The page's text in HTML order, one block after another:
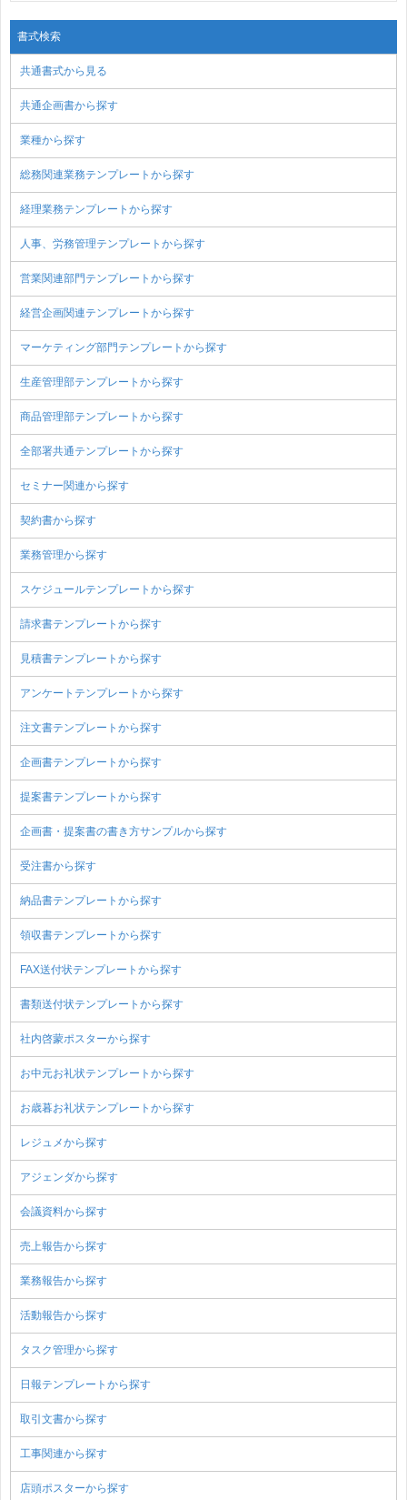
書式検索
共通書式から見る
共通企画書から探す
業種から探す
総務関連業務テンプレートから探す
経理業務テンプレートから探す
人事、労務管理テンプレートから探す
営業関連部門テンプレートから探す
経営企画関連テンプレートから探す
マーケティング部門テンプレートから探す
生産管理部テンプレートから探す
商品管理部テンプレートから探す
全部署共通テンプレートから探す
セミナー関連から探す
契約書から探す
業務管理から探す
スケジュールテンプレートから探す
請求書テンプレートから探す
見積書テンプレートから探す
アンケートテンプレートから探す
注文書テンプレートから探す
企画書テンプレートから探す
提案書テンプレートから探す
企画書・提案書の書き方サンプルから探す
受注書から探す
納品書テンプレートから探す
領収書テンプレートから探す
FAX送付状テンプレートから探す
書類送付状テンプレートから探す
社内啓蒙ポスターから探す
お中元お礼状テンプレートから探す
お歳暮お礼状テンプレートから探す
レジュメから探す
アジェンダから探す
会議資料から探す
売上報告から探す
業務報告から探す
活動報告から探す
タスク管理から探す
日報テンプレートから探す
取引文書から探す
工事関連から探す
店頭ポスターから探す